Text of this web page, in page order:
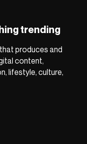
trending
produces and
content,
lifestyle, culture,